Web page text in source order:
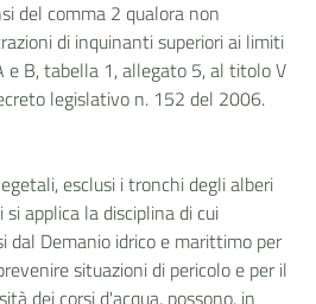
del comma 2 qualora non
di inquinanti superiori ai limiti
e B, tabella 1, allegato 5, al titolo V
legislativo n. 152 del 2006.
esclusi i tronchi degli alberi
applica la disciplina di cui
dal Demanio idrico e marittimo per
situazioni di pericolo e per il
dei corsi d'acqua, possono, in